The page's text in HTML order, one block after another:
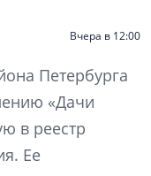
Вчера в 12:00
Петербурга
«Дачи
в реестр
Ее